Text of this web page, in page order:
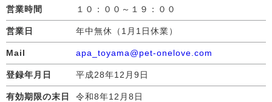
営業時間 １０：００～１９：００
営業日 年中無休（1月1日休業）
Mail apa_toyama@pet-onelove.com
登録年月日 平成28年12月9日
有効期限の末日 令和8年12月8日